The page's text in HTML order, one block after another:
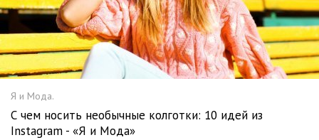
Я и Мода.
С чем носить необычные колготки: 10 идей из
Instagram - «Я и Мода»